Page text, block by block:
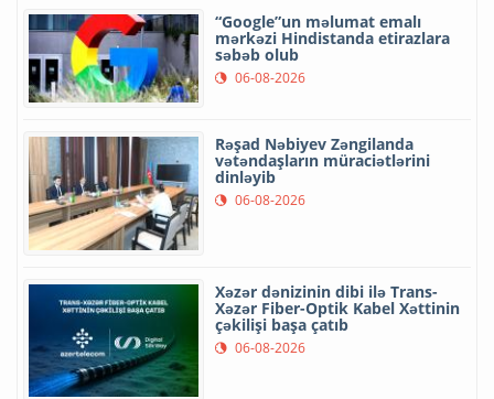
“Google”un məlumat emalı
mərkəzi Hindistanda etirazlara
səbəb olub
06-08-2026
Rəşad Nəbiyev Zəngilanda
vətəndaşların müraciətlərini
dinləyib
06-08-2026
Xəzər dənizinin dibi ilə Trans-
Xəzər Fiber-Optik Kabel Xəttinin
çəkilişi başa çatıb
06-08-2026